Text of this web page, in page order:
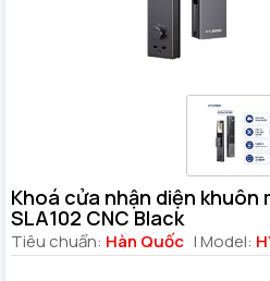
Khoá cửa nhận diện khuôn
SLA102 CNC Black
Tiêu chuẩn: Hàn Quốc | Model: